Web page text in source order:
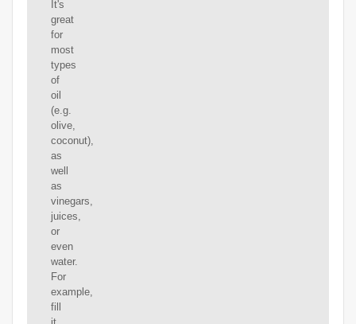
It's
great
for
most
types
of
oil
(e.g.
olive,
coconut),
as
well
as
vinegars,
juices,
or
even
water.
For
example,
fill